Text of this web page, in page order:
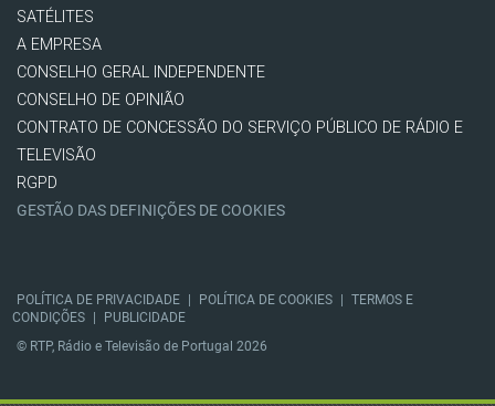
SATÉLITES
A EMPRESA
CONSELHO GERAL INDEPENDENTE
CONSELHO DE OPINIÃO
CONTRATO DE CONCESSÃO DO SERVIÇO PÚBLICO DE RÁDIO E
TELEVISÃO
RGPD
GESTÃO DAS DEFINIÇÕES DE COOKIES
POLÍTICA DE PRIVACIDADE | POLÍTICA DE COOKIES | TERMOS E
CONDIÇÕES |
PUBLICIDADE
© RTP, Rádio e Televisão de Portugal 2026